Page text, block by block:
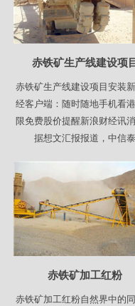
赤铁矿生产线建设项目
赤铁矿生产线建设项目安装
经客户端：随时随地手机看
限免费股价提醒新浪财经讯消
据想文汇报报道，中信泰
赤铁矿加工红粉
赤铁矿加工红粉自然界中的